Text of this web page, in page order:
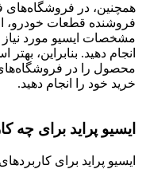
همچنین، در فروشگاه‌های
فروشنده قطعات خودرو،
مشخصات ایسیو مورد
انجام دهید. بنابراین،
محصول را در
خرید خود را انجام دهید.
ایسیو پراید برای چه
ایسیو پراید برای